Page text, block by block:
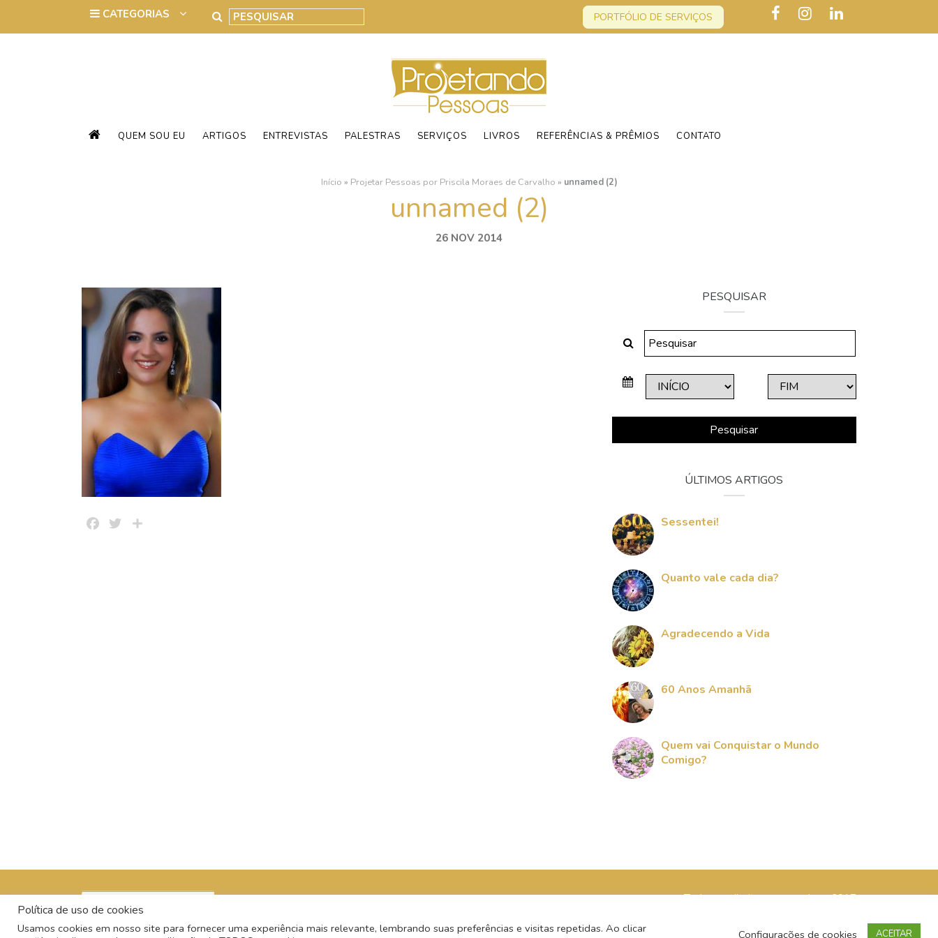
PORTFÓLIO DE SERVIÇOS
QUEM SOU EU ARTIGOS ENTREVISTAS PALESTRAS SERVIÇOS LIVROS REFERÊNCIAS & PRÊMIOS CONTATO
Início » Projetar Pessoas por Priscila Moraes de Carvalho » unnamed (2)
unnamed (2)
26 NOV 2014
FacebookTwitter
PESQUISAR
Pesquisar
ÚLTIMOS ARTIGOS
Sessentei!
Quanto vale cada dia?
Agradecendo a Vida
60 Anos Amanhã
Quem vai Conquistar o Mundo
Comigo?
Todos os direitos reservados - 2017
Política de uso de cookies
Usamos cookies em nosso site para fornecer uma experiência mais relevante, lembrando suas preferências e visitas repetidas. Ao clicar
Configurações de cookies ACEITAR